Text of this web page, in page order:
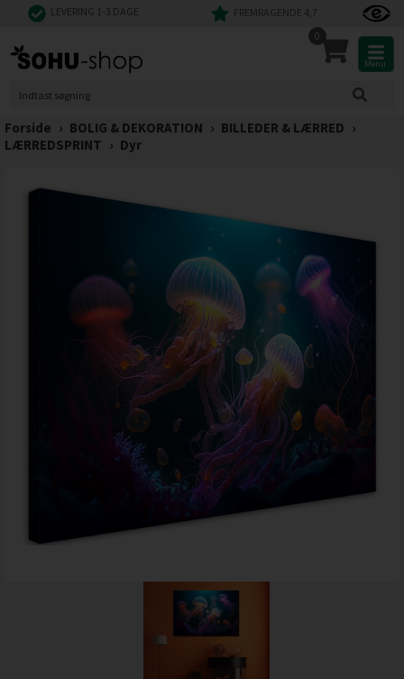
LEVERING 1-3 DAGE FREMRAGENDE 4,7
0
Menu
Forside › BOLIG & DEKORATION › BILLEDER & LÆRRED ›
LÆRREDSPRINT › Dyr